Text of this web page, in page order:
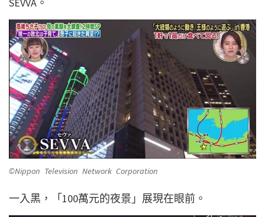
SEVVA。
©Nippon Television Network Corporation
一入黑，「100萬元的夜景」展現在眼前。